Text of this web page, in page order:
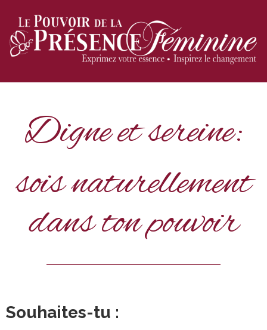
Digne et sereine:
sois naturellement
dans ton pouvoir
Souhaites-tu :